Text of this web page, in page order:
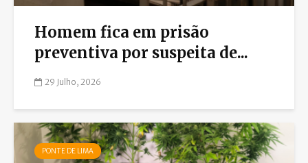
Homem fica em prisão
preventiva por suspeita de...
29 Julho, 2026
PONTE DE LIMA